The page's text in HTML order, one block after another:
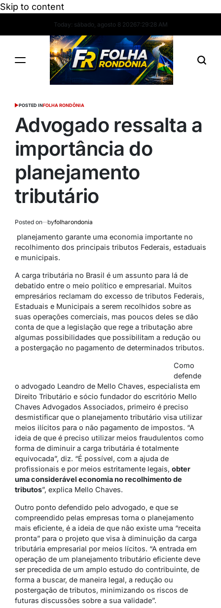
Skip to content
Today: sábado, agosto 8 20267:29:29 AM
POSTED INFOLHA RONDÔNIA
Advogado ressalta a
importância do
planejamento
tributário
Posted on byfolharondonia
planejamento garante uma economia importante no
recolhimento dos principais tributos Federais, estaduais
e municipais.
A carga tributária no Brasil é um assunto para lá de
debatido entre o meio político e empresarial. Muitos
empresários reclamam do excesso de tributos Federais,
Estaduais e Municipais a serem recolhidos sobre as
suas operações comerciais, mas poucos deles se dão
conta de que a legislação que rege a tributação abre
algumas possibilidades que possibilitam a redução ou
a postergação no pagamento de determinados tributos.
Como
defende
o advogado Leandro de Mello Chaves, especialista em
Direito Tributário e sócio fundador do escritório Mello
Chaves Advogados Associados, primeiro é preciso
desmistificar que o planejamento tributário visa utilizar
meios ilícitos para o não pagamento de impostos. “A
ideia de que é preciso utilizar meios fraudulentos como
forma de diminuir a carga tributária é totalmente
equivocada”, diz. “É possível, com a ajuda de
profissionais e por meios estritamente legais, obter
uma considerável economia no recolhimento de
tributos”, explica Mello Chaves.
Outro ponto defendido pelo advogado, e que se
compreendido pelas empresas torna o planejamento
mais eficiente, é a ideia de que não existe uma “receita
pronta” para o projeto que visa à diminuição da carga
tributária empresarial por meios lícitos. “A entrada em
operação de um planejamento tributário eficiente deve
ser precedida de um amplo estudo do contribuinte, de
forma a buscar, de maneira legal, a redução ou
postergação de tributos, minimizando os riscos de
futuras discussões sobre a sua validade”.